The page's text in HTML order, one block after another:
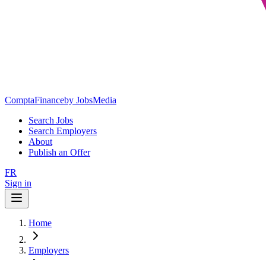
ComptaFinanceby JobsMedia
Search Jobs
Search Employers
About
Publish an Offer
FR
Sign in
Home
Employers